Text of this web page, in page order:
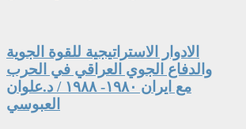
الادوار الاستراتيجية للقوة الجوية
والدفاع الجوي العراقي في الحرب
مع ايران ١٩٨٠- ١٩٨٨ / د.علوان
العبوسي